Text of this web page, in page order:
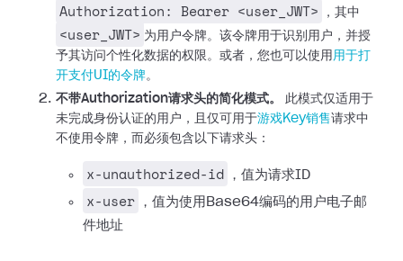
Authorization: Bearer <user_JWT> ，其中
<user_JWT> 为用户令牌。该令牌用于识别用户，并授
予其访问个性化数据的权限。或者，您也可以使用 用于打
开支付UI的令牌。
不带Authorization请求头的简化模式。
此模式仅适用于
未完成身份认证的用户，且仅可用于游戏Key销售请求中
不使用令牌，而必须包含以下请求头：
x-unauthorized-id ，值为请求ID
x-user
，值为使用Base64编码的用户电子邮
件地址